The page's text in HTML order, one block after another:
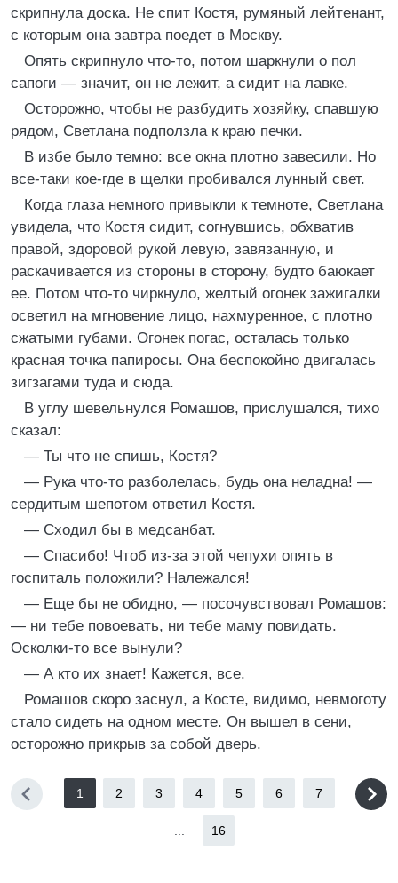
скрипнула доска. Не спит Костя, румяный лейтенант,
с которым она завтра поедет в Москву.
Опять скрипнуло что-то, потом шаркнули о пол
сапоги — значит, он не лежит, а сидит на лавке.
Осторожно, чтобы не разбудить хозяйку, спавшую
рядом, Светлана подползла к краю печки.
В избе было темно: все окна плотно завесили. Но
все-таки кое-где в щелки пробивался лунный свет.
Когда глаза немного привыкли к темноте, Светлана
увидела, что Костя сидит, согнувшись, обхватив
правой, здоровой рукой левую, завязанную, и
раскачивается из стороны в сторону, будто баюкает
ее. Потом что-то чиркнуло, желтый огонек зажигалки
осветил на мгновение лицо, нахмуренное, с плотно
сжатыми губами. Огонек погас, осталась только
красная точка папиросы. Она беспокойно двигалась
зигзагами туда и сюда.
В углу шевельнулся Ромашов, прислушался, тихо
сказал:
— Ты что не спишь, Костя?
— Рука что-то разболелась, будь она неладна! —
сердитым шепотом ответил Костя.
— Сходил бы в медсанбат.
— Спасибо! Чтоб из-за этой чепухи опять в
госпиталь положили? Належался!
— Еще бы не обидно, — посочувствовал Ромашов:
— ни тебе повоевать, ни тебе маму повидать.
Осколки-то все вынули?
— А кто их знает! Кажется, все.
Ромашов скоро заснул, а Косте, видимо, невмоготу
стало сидеть на одном месте. Он вышел в сени,
осторожно прикрыв за собой дверь.
1 2 3 4 5 6 7
16